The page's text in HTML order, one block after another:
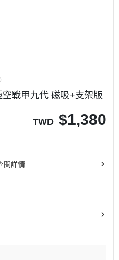
戰甲九代 磁吸+支架版
TWD $1,380
閱詳情